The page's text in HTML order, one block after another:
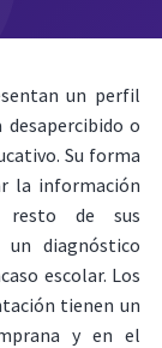
un perfil
desapercibido o
Su forma
la información
resto de sus
un diagnóstico
escolar. Los
tienen un
y en el